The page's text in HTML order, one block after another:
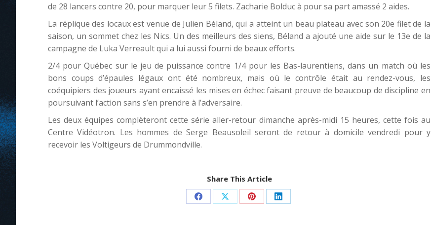
de 28 lancers contre 20, pour marquer leur 5 filets. Zacharie Bolduc à pour sa part amassé 2 aides.
La réplique des locaux est venue de Julien Béland, qui a atteint un beau plateau avec son 20e filet de la
saison, un sommet chez les Nics. Un des meilleurs des siens, Béland a ajouté une aide sur le 13e de la
campagne de Luka Verreault qui a lui aussi fourni de beaux efforts.
2/4 pour Québec sur le jeu de puissance contre 1/4 pour les Bas-laurentiens, dans un match où les
bons coups d’épaules légaux ont été nombreux, mais où le contrôle était au rendez-vous, les
coéquipiers des joueurs ayant encaissé les mises en échec faisant preuve de beaucoup de discipline en
poursuivant l’action sans s’en prendre à l’adversaire.
Les deux équipes complèteront cette série aller-retour dimanche après-midi 15 heures, cette fois au
Centre Vidéotron. Les hommes de Serge Beausoleil seront de retour à domicile vendredi pour y
recevoir les Voltigeurs de Drummondville.
Share This Article
Share Share Share Share